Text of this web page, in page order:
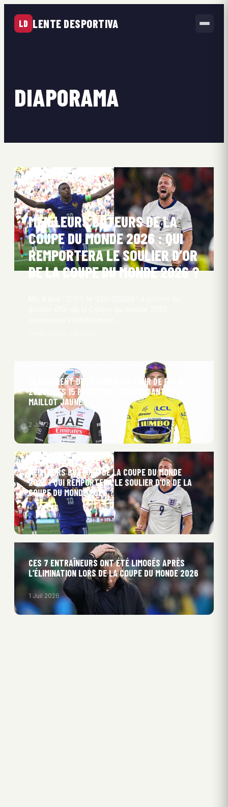
LD LENTE DESPORTIVA
DIAPORAMA
MEILLEURS BUTEURS DE LA
COUPE DU MONDE 2026 : QUI
REMPORTERA LE SOULIER D’OR
DE LA COUPE DU MONDE 2026 ?
CLASSEMENT DES FAVORIS DU TOUR DE FRANCE
2026 : LES 15 PRINCIPAUX PRÉTENDANTS AU
MAILLOT JAUNE
2 Juil 2026
MEILLEURS BUTEURS DE LA COUPE DU MONDE
2026 : QUI REMPORTERA LE SOULIER D’OR DE LA
COUPE DU MONDE 2026 ?
2 Juil 2026
CES 7 ENTRAÎNEURS ONT ÉTÉ LIMOGÉS APRÈS
L’ÉLIMINATION LORS DE LA COUPE DU MONDE 2026
1 Juil 2026